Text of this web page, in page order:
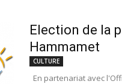
Election de la
Hammamet
CULTURE
En partenariat avec